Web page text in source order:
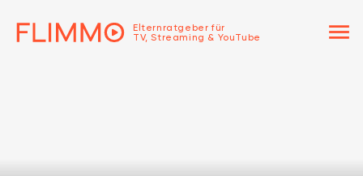
Elternratgeber für
TV, Streaming & YouTube
menu